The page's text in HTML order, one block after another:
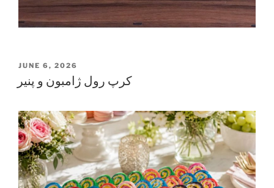
POSTED
JUNE 6, 2026
کرپ رول ژامبون و پنیر